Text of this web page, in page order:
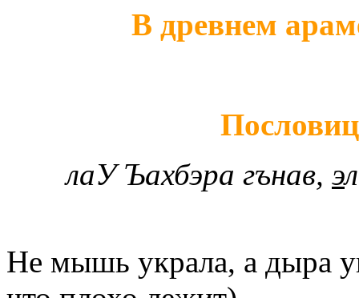
В древнем
лаУ Ъахбэра гънав, э
Не мышь украла, а дыра